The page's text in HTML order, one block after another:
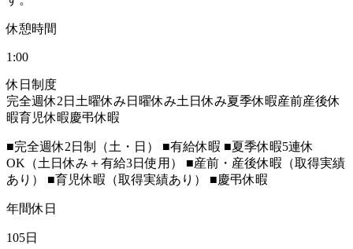
休憩時間
1:00
休日制度
完全週休2日 土曜休み 日曜休み土日休み夏季休暇産前産後休
暇育児休暇慶弔休暇
■完全週休2日制（土・日） ■有給休暇 ■夏季休暇5連休
OK（土日休み＋有給3日使用） ■産前・産後休暇（取得実績
あり） ■育児休暇（取得実績あり） ■慶弔休暇
年間休日
105日